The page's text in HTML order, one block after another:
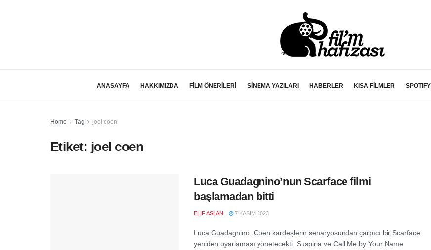
ANASAYFA HAKKIMIZDA FİLM ÖNERİLERİ SİNEMA YAZILARI HABERLER KISA FİLMLER SPOTIFY
Home Tag joel coen
Etiket: joel coen
Luca Guadagnino’nun Scarface filmi
başlamadan bitti
ELIF ASLAN 7 KASIM 2023
Luca Guadagnino, Coen kardeşlerin senaryosundan çarpıcı bir Scarface
yeniden uyarlaması yönetecekti. Suspiria ve Call Me by Your Name